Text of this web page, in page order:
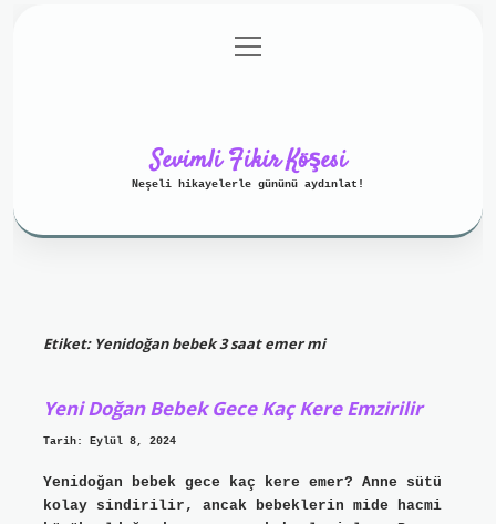
Gizlilik Politikası
menüyü
aç
Sevimli Fikir Köşesi
Neşeli hikayelerle gününü aydınlat!
Etiket: Yenidoğan bebek 3 saat emer mi
Yeni Doğan Bebek Gece Kaç Kere Emzirilir
Tarih: Eylül 8, 2024
Yenidoğan bebek gece kaç kere emer? Anne sütü
kolay sindirilir, ancak bebeklerin mide hacmi